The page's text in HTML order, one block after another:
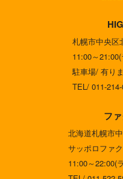
札幌市中央区
11:00～
駐車場/ 有り
TEL/ 011-
フ
北海道札幌市
サッポロファ
11:00～22:00(